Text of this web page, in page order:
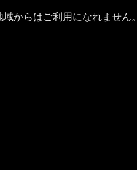
からはご利用になれません。